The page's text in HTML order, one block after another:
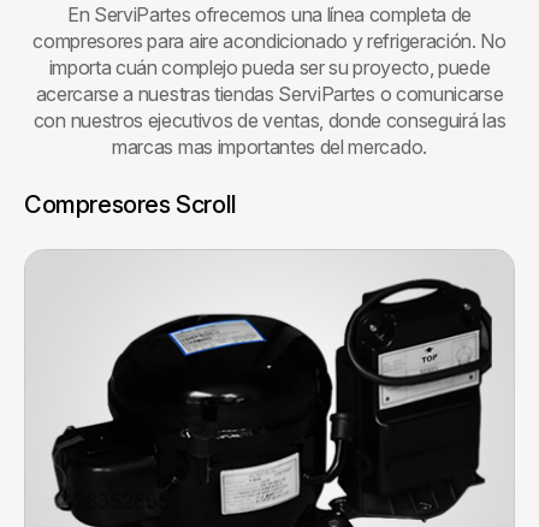
En ServiPartes ofrecemos una línea completa de
compresores para aire acondicionado y refrigeración. No
importa cuán complejo pueda ser su proyecto, puede
acercarse a nuestras tiendas ServiPartes o comunicarse
con nuestros ejecutivos de ventas, donde conseguirá las
marcas mas importantes del mercado.
Compresores Scroll